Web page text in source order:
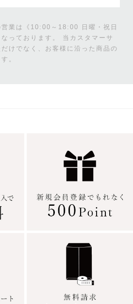
営業は《10:00～18:00 日曜・祝日
っております。
当カスタマーサ
けでなく、お客様に沿った商品の
。